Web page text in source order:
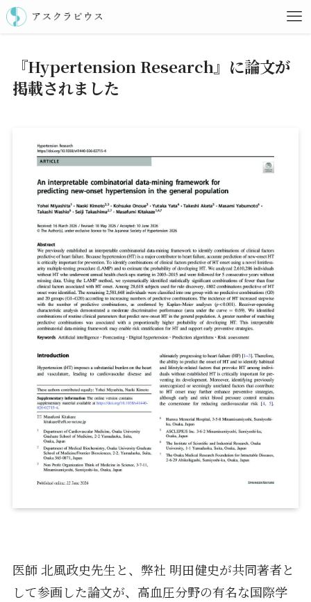
『Hypertension Research』に論文が
掲載されました
医師 北風政史先生と、弊社 明田健史が共同著者と
して参画した論文が、高血圧分野の有名な国際学